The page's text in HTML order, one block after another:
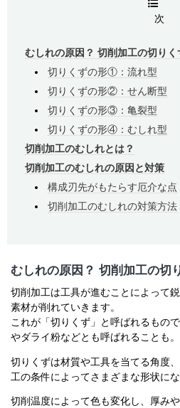
次
むしれの原因？ 切削加工の切りく
切りくずの形①：流れ型
切りくずの形②：せん断型
切りくずの形③：亀裂型
切りくずの形④：むしれ型
切削加工のむしれとは？
切削加工のむしれの原因と対策
構成刃先がもたらす厄介な点
切削加工のむしれの対策方法
むしれの原因？ 切削加工の切
切削加工は工具が進むことによって
素材が削れていきます。
これが「切りくず」と呼ばれるもの
やダライ粉などとも呼ばれることも。
切りくずは材質や工具を当てる角度
工の条件によってさまざまな形状にな
切削温度によって色も変化し、厚み